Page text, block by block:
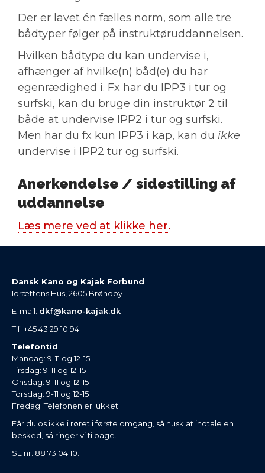
Der er lavet én fælles norm, som alle tre
bådtyper følger på instruktøruddannelsen.
Hvilken bådtype du kan undervise i,
afhænger af hvilke(n) båd(e) du har
egenrædighed i. Fx har du IPP3 i tur og
surfski, kan du bruge din instruktør 2 til
både at undervise IPP2 i tur og surfski.
Men har du fx kun IPP3 i kap, kan du ikke
undervise i IPP2 tur og surfski.
Anerkendelse / sidestilling af
uddannelse
Læs mere ved at klikke her.
Dansk Kano og Kajak Forbund
Idrættens Hus, 2605 Brøndby
E-mail: dkf@kano-kajak.dk
Tlf: +45 43 29 10 94
Telefontid
Mandag: 9-11 og 12-15
Tirsdag: 9-11 og 12-15
Onsdag: 9-11 og 12-15
Torsdag: 9-11 og 12-15
Fredag: Telefonen er lukket
Får du os ikke i røret i første omgang, så husk at indtale en
besked, så ringer vi tilbage.
SE nr. 88 73 04 10.